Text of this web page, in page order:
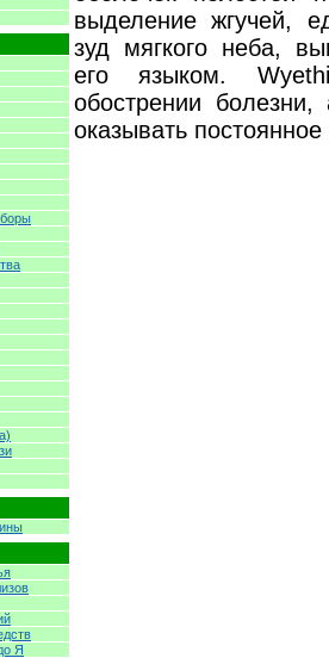
выделение жгучей,
зуд мягкого неба,
его языком.
обострении
оказывать
Я